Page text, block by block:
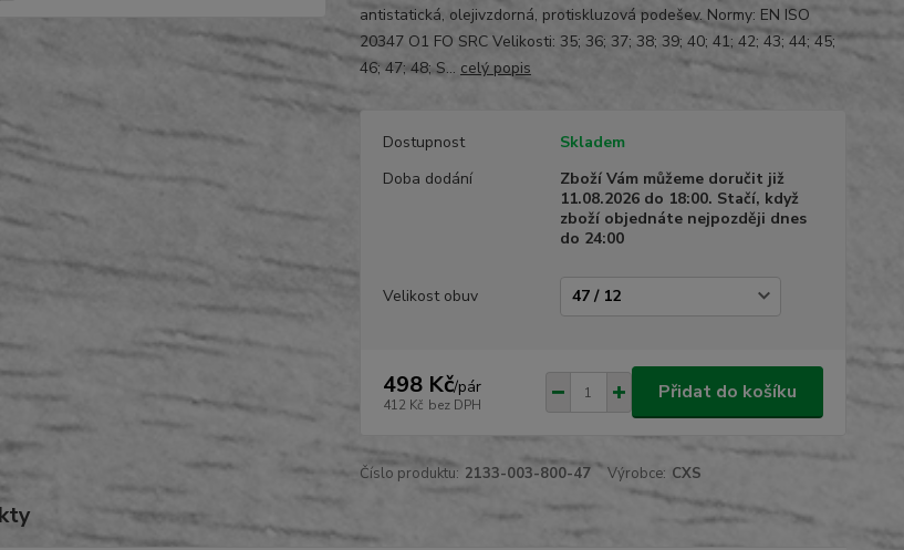
antistatická, olejivzdorná, protiskluzová podešev. Normy: EN ISO
20347 O1 FO SRC Velikosti: 35; 36; 37; 38; 39; 40; 41; 42; 43; 44; 45;
46; 47; 48; S... celý popis
Dostupnost
Skladem
Doba dodání
Zboží Vám můžeme doručit již
11.08.2026 do 18:00. Stačí, když
zboží objednáte nejpozději dnes
do 24:00
Velikost obuv
498 Kč/pár
412 Kč bez DPH
Přidat do košíku
Číslo produktu: 2133-003-800-47 Výrobce: CXS